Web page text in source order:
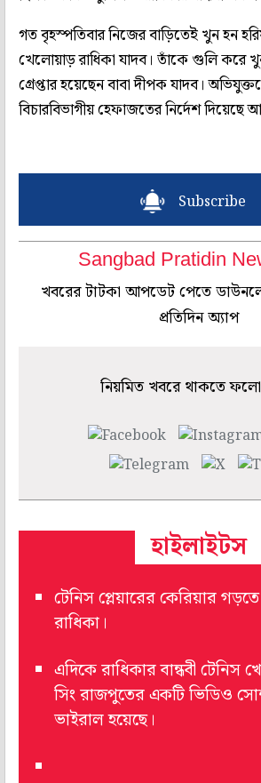
গত বৃহস্পতিবার নিজের বাড়িতেই খুন হন
খেলোয়াড় রাধিকা যাদব। তাঁকে গুলি করে
গ্রেপ্তার হয়েছেন বাবা দীপক যাদব।
বিচারবিভাগীয় হেফাজতের নির্দেশ দিয়েছে
Subscribe
Sangbad Pratidin
খবরের টাটকা আপডেট পেতে
প্রতিদিন অ্যাপ
নিয়মিত খবরে থাকতে
হাইলাইটস
টেনিস প্লেয়ারের কেরিয়ার
রাধিকা।
এদিকে রাধিকার বান্ধবী টেনিস
সিং রাজপুতের একটি ভিডিও
ভাইরাল হয়েছে।